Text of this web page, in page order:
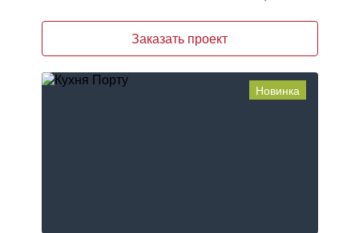
Заказать проект
Новинка